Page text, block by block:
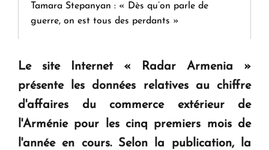
Tamara Stepanyan : « Dès qu’on parle de
guerre, on est tous des perdants »
" Tant qu'il n'existe pas d'alternative concrète, la
KASA : 30 ans d'audace, de résilience et d'avenir
en Arménie
Le site Internet « Radar Armenia »
présente les données relatives au chiffre
d'affaires du commerce extérieur de
l'Arménie pour les cinq premiers mois de
l'année en cours. Selon la publication, la